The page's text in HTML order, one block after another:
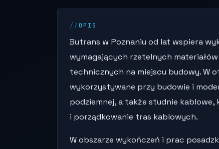
OPIS
Butrans w Poznaniu od lat wspiera
wymagających rzetelnych
technicznych na miejscu budowy. W
wykorzystywane przy budowie i
podziemnej, a także studnie
i porządkowanie tras kablowych.
W obszarze wykończeń i prac